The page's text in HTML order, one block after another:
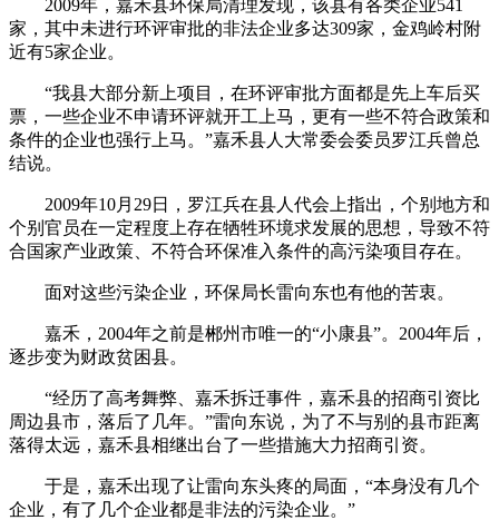
2009年，嘉禾县环保局清理发现，该县有各类企业541
家，其中未进行环评审批的非法企业多达309家，金鸡岭村附
近有5家企业。
“我县大部分新上项目，在环评审批方面都是先上车后买
票，一些企业不申请环评就开工上马，更有一些不符合政策和
条件的企业也强行上马。”嘉禾县人大常委会委员罗江兵曾总
结说。
2009年10月29日，罗江兵在县人代会上指出，个别地方和
个别官员在一定程度上存在牺牲环境求发展的思想，导致不符
合国家产业政策、不符合环保准入条件的高污染项目存在。
面对这些污染企业，环保局长雷向东也有他的苦衷。
嘉禾，2004年之前是郴州市唯一的“小康县”。2004年后，
逐步变为财政贫困县。
“经历了高考舞弊、嘉禾拆迁事件，嘉禾县的招商引资比
周边县市，落后了几年。”雷向东说，为了不与别的县市距离
落得太远，嘉禾县相继出台了一些措施大力招商引资。
于是，嘉禾出现了让雷向东头疼的局面，“本身没有几个
企业，有了几个企业都是非法的污染企业。”